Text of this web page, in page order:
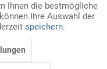
erhielt 2005
Gliederung
Inaktiv
Ihnen die bestmögliche
Ihre Auswahl der
speichern.